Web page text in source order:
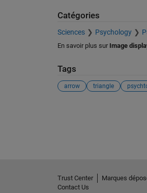
Catégories
Sciences Psychology
En savoir plus sur Image
Tags
arrow triangle
Trust Center Marques
Contact Us